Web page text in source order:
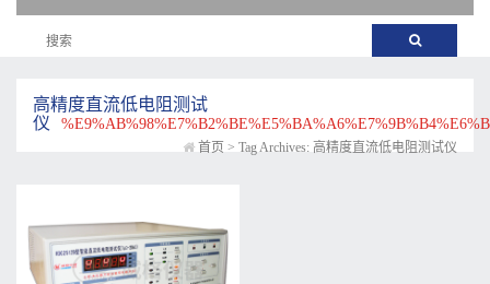
高精度直流低电阻测试
仪
首页 > Tag Archives: 高精度直流低电阻测试仪